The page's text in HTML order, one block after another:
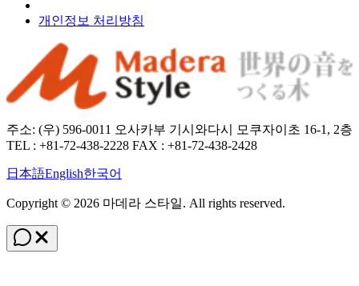
개인정보 처리방침
주소: (우) 596-0011 오사카부 기시와다시 모쿠자이초 16-1, 2층
TEL : +81-72-438-2228 FAX : +81-72-438-2428
日本語English한국어
Copyright © 2026 마데라 스타일. All rights reserved.